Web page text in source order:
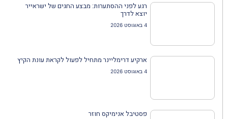
רגע לפני ההסתערות: מבצע החגים של ישראייר
יוצא לדרך
4 באוגוסט 2026
ארקיע דרימליינר מתחיל לפעול לקראת עונת הקיץ
4 באוגוסט 2026
פסטיבל אנימיקס חוזר